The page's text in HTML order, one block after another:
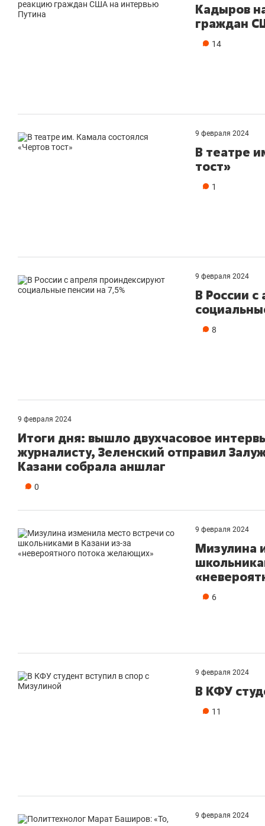
Кадыров
граждан
14
9 февраля 2024
В театре
тост»
1
9 февраля 2024
В России
8
9 февраля 2024
Итоги дня: вышло двухчасовое
журналисту, Зеленский отправил
Казани собрала аншлаг
0
9 февраля 2024
Мизулина
6
9 февраля 2024
В КФУ
11
9 февраля 2024